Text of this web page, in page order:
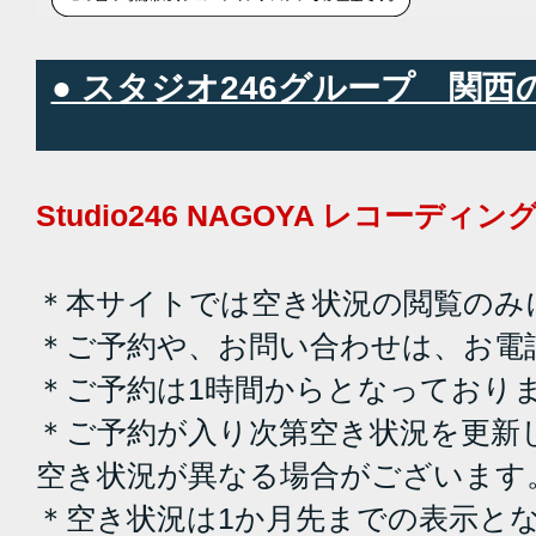
● スタジオ246グループ 関西
Studio246 NAGOYA レコーディン
＊本サイトでは空き状況の閲覧の
＊ご予約や、お問い合わせは、お
＊ご予約は1時間からとなっており
＊ご予約が入り次第空き状況を更
空き状況が異なる場合がございます
＊空き状況は1か月先までの表示と